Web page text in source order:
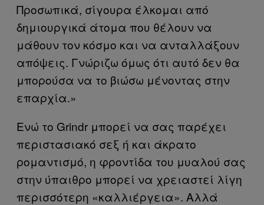
Προσωπικά, σίγουρα έλκομαι από
δημιουργικά άτομα που θέλουν να
μάθουν τον κόσμο και να ανταλλάξουν
απόψεις. Γνώριζω όμως ότι αυτό δεν θα
μπορούσα να το βιώσω μένοντας στην
επαρχία.»
Ενώ το Grindr μπορεί να σας παρέχει
περιστασιακό σεξ ή και άκρατο
ρομαντισμό, η φροντίδα του μυαλού σας
στην ύπαιθρο μπορεί να χρειαστεί λίγη
περισσότερη «καλλιέργεια». Αλλά